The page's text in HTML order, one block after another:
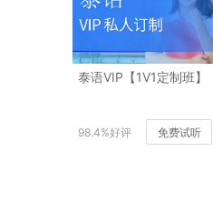
泰语VIP【1V1定制班】
98.4%好评 免费试听